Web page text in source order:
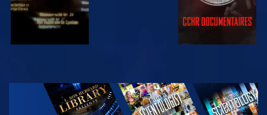
KIJK
VERKEN DE
SERIE